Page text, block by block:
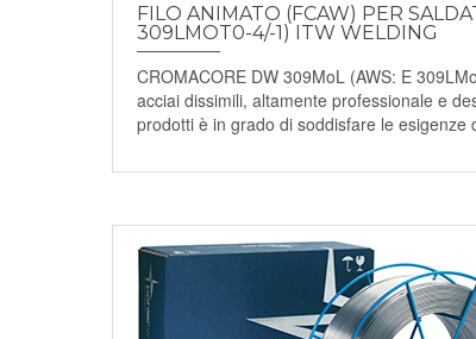
FILO ANIMATO (FCAW) PER
309LMOT0-4/-1) ITW WELDING
CROMACORE DW 309MoL (AWS: E
acciai dissimili, altamente professionale e
prodotti è in grado di soddisfare le esigenze